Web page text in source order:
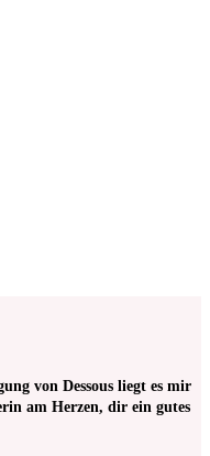
von Dessous liegt es mir
am Herzen, dir ein gutes